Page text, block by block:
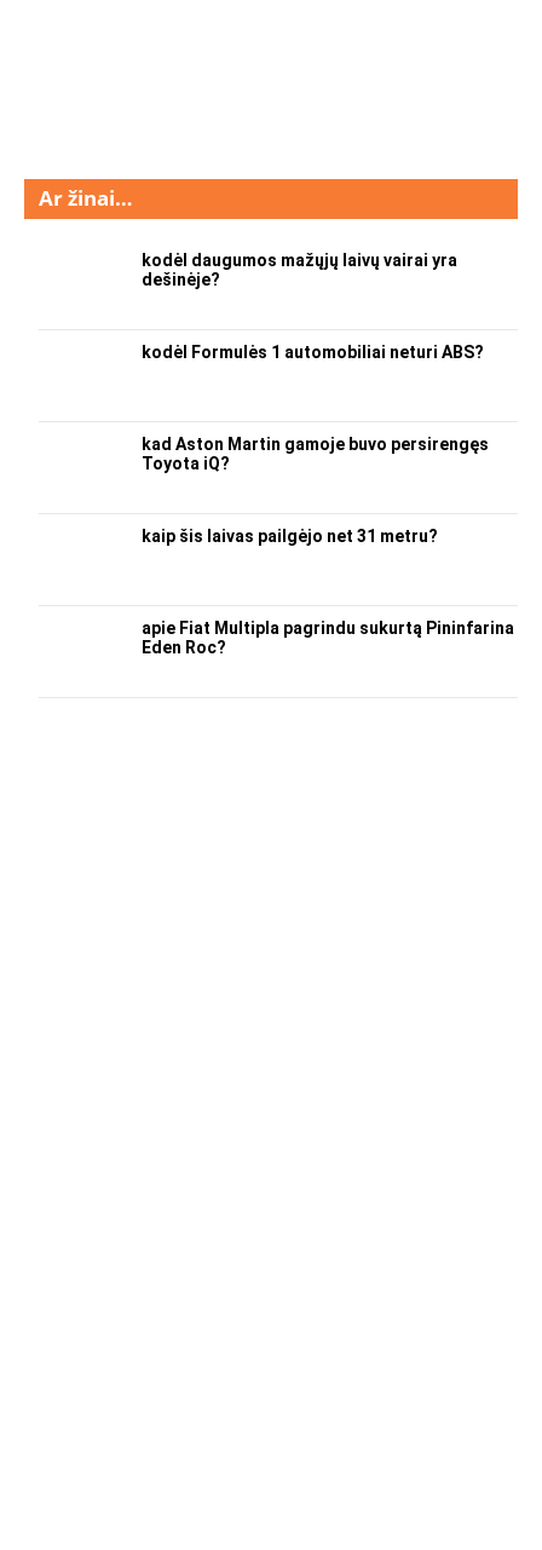
Ar žinai…
kodėl daugumos mažųjų laivų vairai yra
dešinėje?
kodėl Formulės 1 automobiliai neturi ABS?
kad Aston Martin gamoje buvo persirengęs
Toyota iQ?
kaip šis laivas pailgėjo net 31 metru?
apie Fiat Multipla pagrindu sukurtą Pininfarina
Eden Roc?